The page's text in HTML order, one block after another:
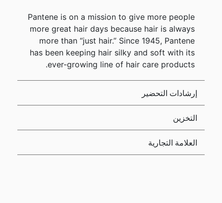
Pantene is on a mission to give more people
more great hair days because hair is always
more than “just hair.” Since 1945, Pantene
has been keeping hair silky and soft with its
ever-growing line of hair care products.
إرشادات التحضير
التخزين
العلامة التجارية